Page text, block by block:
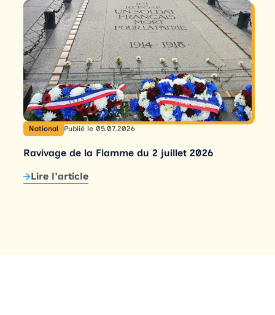
National Publié le 05.07.2026
Ravivage de la Flamme du 2 juillet 2026
Lire l'article